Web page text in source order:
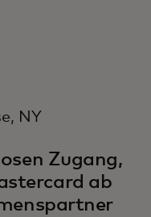
NY
Zugang,
ab